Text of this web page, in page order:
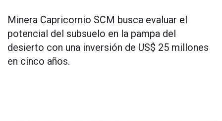
Minera Capricornio SCM busca evaluar el
potencial del subsuelo en la pampa del
desierto con una inversión de US$ 25 millones
en cinco años.